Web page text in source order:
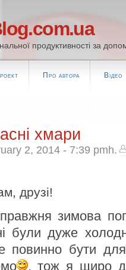
продуктивності за
Про автора Відео
хмари
2, 2014 - 7:39 pmh.
друзі!
зимова
були дуже
повинно бути
, тож я щиро